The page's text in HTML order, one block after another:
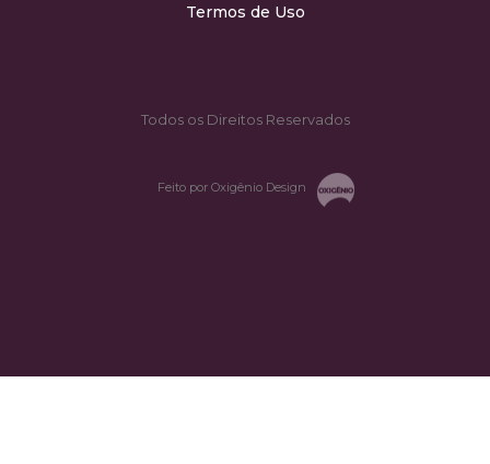
Termos de Uso
Todos os Direitos Reservados
Feito por Oxigênio Design